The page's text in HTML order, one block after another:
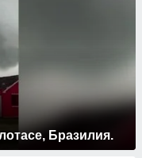
Бразилия.